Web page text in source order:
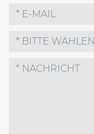
* BITTE WÄHLEN